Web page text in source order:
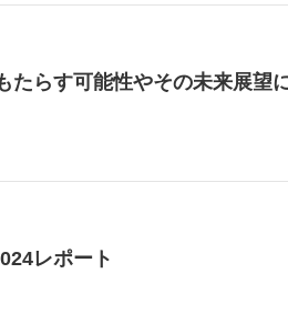
らす可能性やその未来展望
レポート